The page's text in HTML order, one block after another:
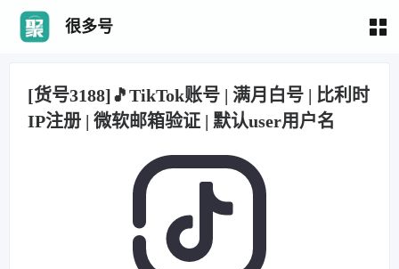
很多号
[货号3188]🎵TikTok账号 | 满月白号 | 比利时
IP注册 | 微软邮箱验证 | 默认user用户名